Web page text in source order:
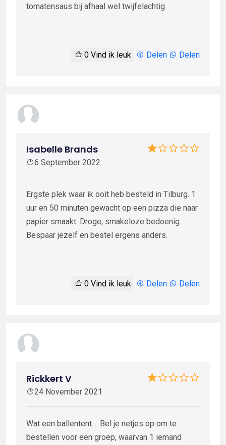
tomatensaus bij afhaal wel twijfelachtig
0 Vind ik leuk Delen Delen
Isabelle Brands
6 September 2022
Ergste plek waar ik ooit heb besteld in Tilburg. 1
uur en 50 minuten gewacht op een pizza die naar
papier smaakt. Droge, smakeloze bedoenig.
Bespaar jezelf en bestel ergens anders.
0 Vind ik leuk Delen Delen
Rickkert V
24 November 2021
Wat een ballentent.... Bel je netjes op om te
bestellen voor een groep, waarvan 1 iemand